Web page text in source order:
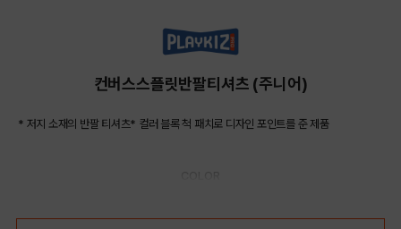
컨버스스플릿반팔티셔츠 (주니어)
* 저지 소재의 반팔 티셔츠* 컬러 블록 척 패치로 디자인 포인트를 준 제품